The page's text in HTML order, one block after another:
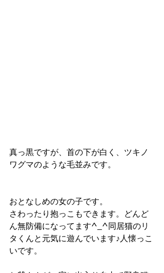
真っ黒ですが、首の下が白く、ツキノ
ワグマのような毛並みです。
おとなしめの女の子です。
さわったり抱っこもできます。どんど
ん無防備になってます^_^同居猫のリ
タくんと元気に遊んでいます♪人懐っこ
いです。